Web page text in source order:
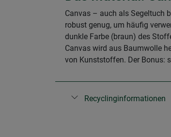
Canvas – auch als Segeltuch
robust genug, um häufig
dunkle Farbe (braun) des
Canvas wird aus Baumwolle
von Kunststoffen. Der Bonus:
Recyclinginformationen